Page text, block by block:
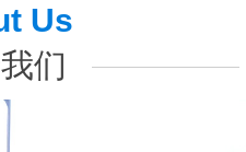
Us
们